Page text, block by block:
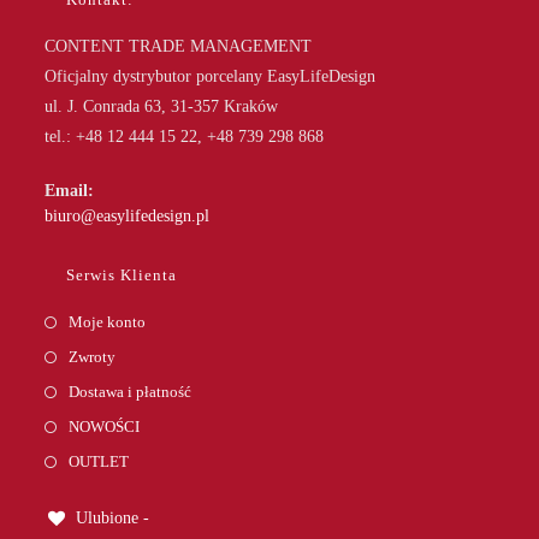
CONTENT TRADE MANAGEMENT
Oficjalny dystrybutor porcelany EasyLifeDesign
ul. J. Conrada 63, 31-357 Kraków
tel.: +48 12 444 15 22, +48 739 298 868
Email:
biuro@easylifedesign.pl
Serwis Klienta
Moje konto
Zwroty
Dostawa i płatność
NOWOŚCI
OUTLET
Ulubione -